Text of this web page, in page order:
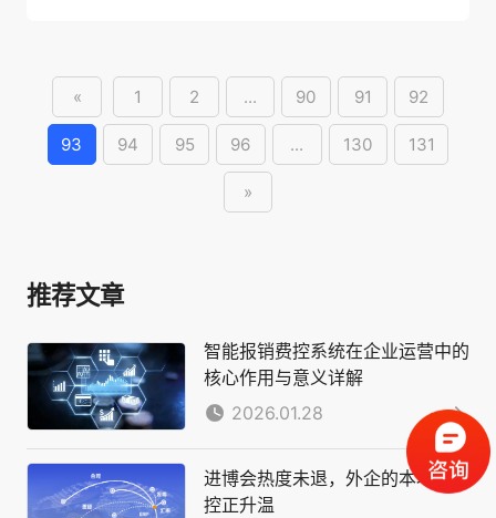
而费用管控则是成本控制的核
心。费用管控可以帮助企业有效
管理其开支，减少不必要的支
出，并...
« 1 2 ... 90 91 92
93 94 95 96 ... 130 131
»
推荐文章
智能报销费控系统在企业运营中的
核心作用与意义详解
2026.01.28
进博会热度未退，外企的本地化费
控正升温